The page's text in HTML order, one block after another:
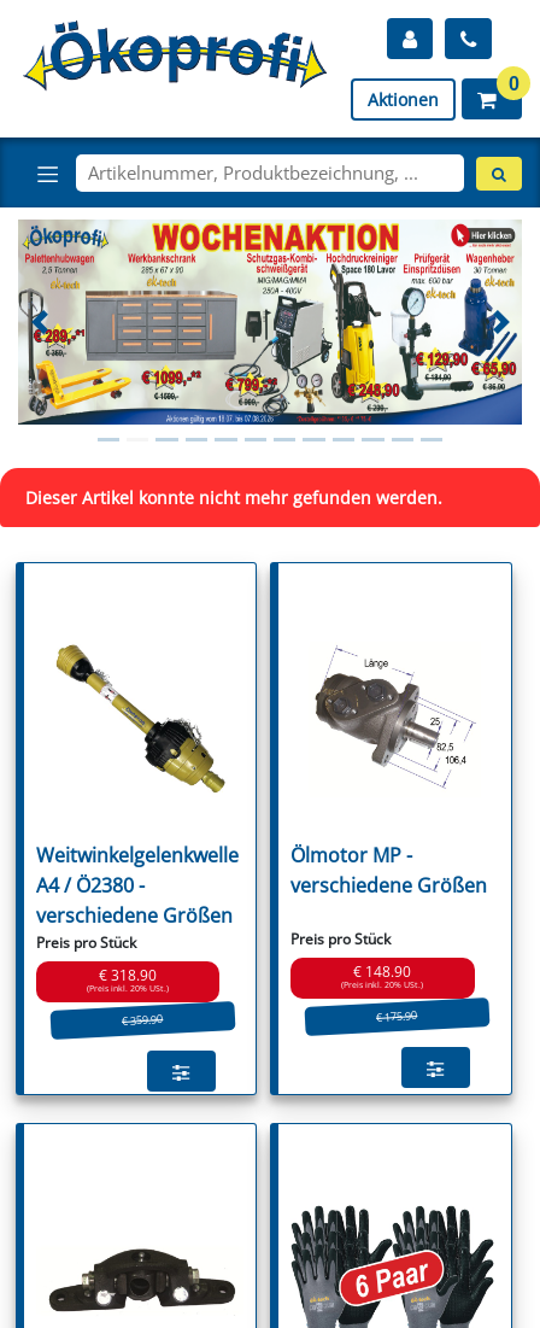
Aktionen
0
Dieser Artikel konnte nicht mehr gefunden werden.
Weitwinkelgelenkwelle
A4 / Ö2380 -
verschiedene Größen
Preis pro Stück
€ 318.90
(Preis inkl. 20% USt.)
€ 359.90
Ölmotor MP -
verschiedene Größen
Preis pro Stück
€ 148.90
(Preis inkl. 20% USt.)
€ 175.90